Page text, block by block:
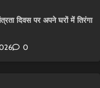
दिवस पर अपने घरों में तिरंगा
0